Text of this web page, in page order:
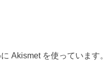
Akismet を使っています。